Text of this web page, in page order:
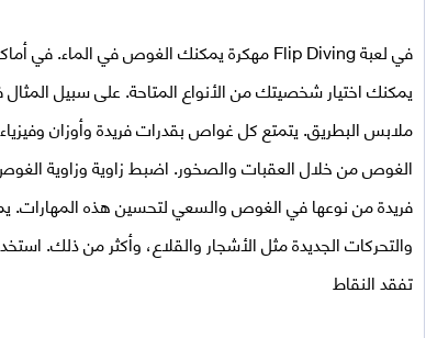
فيلعبة Flip Diving مهكرة
يمكنك الغوص في الماء. في أماكن
يمكنك اختيار شخصيتك من الأنواع المتاحة. على سبيل
ملابس البطريق. يتمتع كل غواص بقدرات فريدة وأوزان
الغوص من خلال العقبات والصخور. اضبط زاوية وزاوية
فريدة من نوعها في الغوص والسعي لتحسين هذه المهارات.
والتحركات الجديدة مثل الأشجار والقلاع، وأكثر من ذلك.
تفقد النقاط